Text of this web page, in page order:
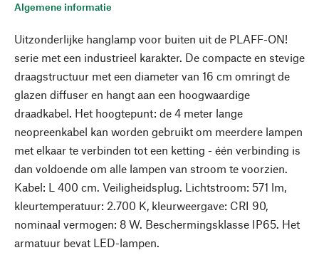
Algemene informatie
Uitzonderlijke hanglamp voor buiten uit de PLAFF-ON!
serie met een industrieel karakter. De compacte en stevige
draagstructuur met een diameter van 16 cm omringt de
glazen diffuser en hangt aan een hoogwaardige
draadkabel. Het hoogtepunt: de 4 meter lange
neopreenkabel kan worden gebruikt om meerdere lampen
met elkaar te verbinden tot een ketting - één verbinding is
dan voldoende om alle lampen van stroom te voorzien.
Kabel: L 400 cm. Veiligheidsplug. Lichtstroom: 571 lm,
kleurtemperatuur: 2.700 K, kleurweergave: CRI 90,
nominaal vermogen: 8 W. Beschermingsklasse IP65. Het
armatuur bevat LED-lampen.